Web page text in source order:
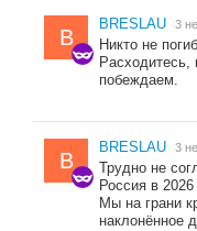
B
BRESLAU 3
Никто не
побеждаем.
B
BRESLAU 3
Трудно не
Россия в
Мы на грани
наклонённое